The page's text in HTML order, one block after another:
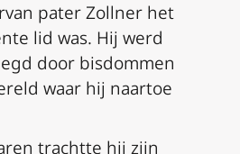
pater Zollner het
lid was. Hij werd
door bisdommen
waar hij naartoe
trachtte hij zijn